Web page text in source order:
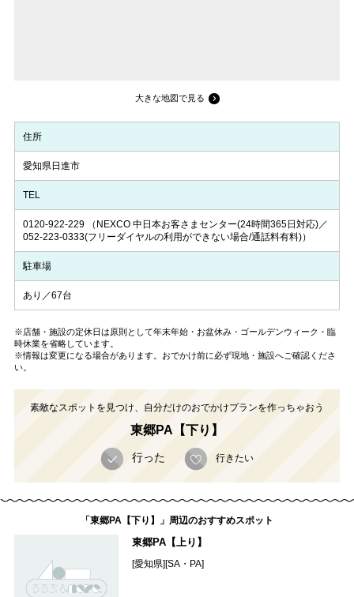
大きな地図で見る
住所
愛知県日進市
TEL
0120-922-229（NEXCO 中日本お客さまセンター(24時間365日対応)／
052-223-0333(フリーダイヤルの利用ができない場合/通話料有料)）
駐車場
あり／67台
※店舗・施設の定休日は原則として年末年始・お盆休み・ゴールデンウィーク・臨
時休業を省略しています。
※情報は変更になる場合があります。おでかけ前に必ず現地・施設へご確認くださ
い。
素敵なスポットを見つけ、自分だけのおでかけプランを作っちゃおう
東郷PA【下り】
行った 行きたい
「東郷PA【下り】」周辺のおすすめスポット
東郷PA【上り】
[愛知県][SA・PA]